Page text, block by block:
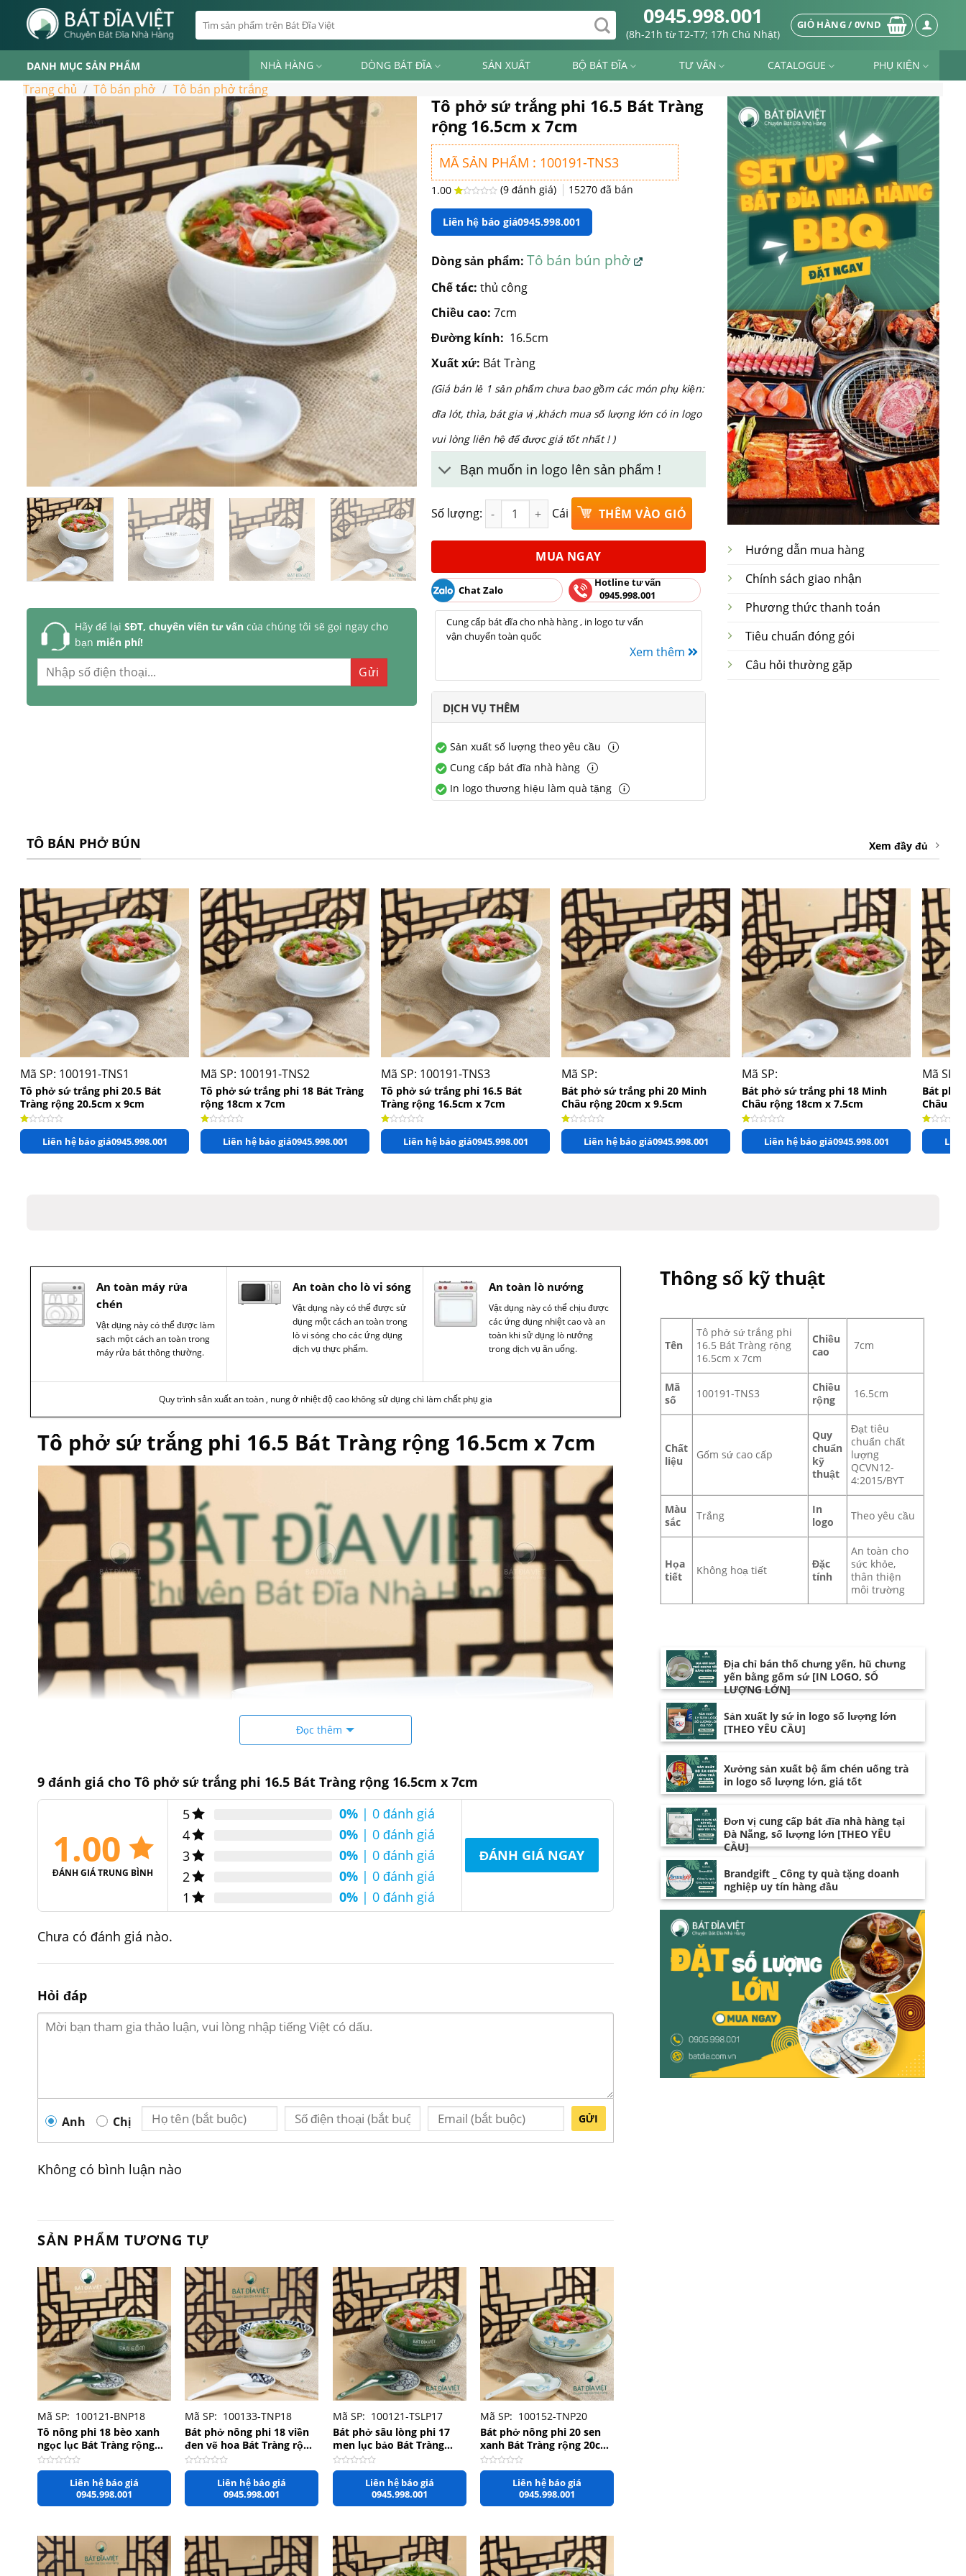
content
Tìm
kiếm:
0945.998.001
(8h-21h từ T2-T7; 17h Chủ Nhật)
GIỎ HÀNG /0VND
DANH MỤC SẢN PHẨM NHÀ HÀNG DÒNG BÁT ĐĨA SẢN XUẤT BỘ BÁT ĐĨA TƯ VẤN CATALOGUE PHỤ KIỆN
Trang chủ / Tô bán phở / Tô bán phở trắng
Hãy để lại SĐT, chuyên viên tư vấncủa chúng tôi sẽ gọi ngay cho
bạn miễn phí!
Tô phở sứ trắng phi 16.5 Bát Tràng
rộng 16.5cm x 7cm
MÃ SẢN PHẨM : 100191-TNS3
1.00
5
trên
(9 đánh giá) 15270 đã bán
Liên hệ báo giá0945.998.001
Dòng sản phẩm: Tô bán bún phở
Chế tác: thủ công
Chiều cao: 7cm
Đường kính: 16.5cm
Xuất xứ: Bát Tràng
(Giá bán lẻ 1 sản phẩm chưa bao gồm các món phụ kiện:
dĩa lót, thìa, bát gia vị ,khách mua số lượng lớn có in logo
vui lòng liên hệ để được giá tốt nhất ! )
Bạn muốn in logo lên sản phẩm !
Số lượng: Tô phở sứ trắng phi 16.5 Bát Tràng rộng 16.5cm x 7cm số lượng
Cái THÊM VÀO GIỎ
MUA NGAY
Chat Zalo
Hotline tư vấn
0945.998.001
Cung cấp bát đĩa cho nhà hàng , in logo tư vấn
vận chuyển toàn quốc
Xem thêm
DỊCH VỤ THÊM
Sản xuất số lượng theo yêu cầu
Cung cấp bát đĩa nhà hàng
In logo thương hiệu làm quà tặng
Hướng dẫn mua hàng
Chính sách giao nhận
Phương thức thanh toán
Tiêu chuẩn đóng gói
Câu hỏi thường gặp
TÔ BÁN PHỞ BÚN Xem đầy đủ
Mã SP: 100191-TNS1
Tô phở sứ trắng phi 20.5 Bát
Tràng rộng 20.5cm x 9cm
Được xếp hạng1.005 sao
Liên hệ báo giá0945.998.001
+
Mã SP: 100191-TNS2
Tô phở sứ trắng phi 18 Bát Tràng
rộng 18cm x 7cm
Được xếp hạng1.005 sao
Liên hệ báo giá0945.998.001
Mã SP: 100191-TNS3
Tô phở sứ trắng phi 16.5 Bát
Tràng rộng 16.5cm x 7cm
Được xếp hạng1.005 sao
Liên hệ báo giá0945.998.001
+
Mã SP:
Bát phở sứ trắng phi 20 Minh
Châu rộng 20cm x 9.5cm
Được xếp hạng1.005 sao
Liên hệ báo giá0945.998.001
+
Mã SP:
Bát phở sứ trắng phi 18 Minh
Châu rộng 18cm x 7.5cm
Được xếp hạng1.005 sao
Liên hệ báo giá0945.998.001
+
Mã SP:
Bát phở
Châu
Được xếp
An toàn máy rửa
chén
Vật dụng này có thể được làm
sạch một cách an toàn trong
máy rửa bát thông thường.
An toàn cho lò vi sóng
Vật dụng này có thể được sử
dụng một cách an toàn trong
lò vi sóng cho các ứng dụng
dịch vụ thực phẩm.
An toàn lò nướng
Vật dụng này có thể chịu được
các ứng dụng nhiệt cao và an
toàn khi sử dụng lò nướng
trong dịch vụ ăn uống.
Quy trình sản xuất an toàn , nung ở nhiệt độ cao không sử dụng chì làm chất phụ gia
Tô phở sứ trắng phi 16.5 Bát Tràng rộng 16.5cm x 7cm
Đặc điểm sản phẩm
Đọc thêm
9 đánh giá cho Tô phở sứ trắng phi 16.5 Bát Tràng rộng 16.5cm x 7cm
1.00
ĐÁNH GIÁ TRUNG BÌNH
5 0%| 0 đánh giá
4
0%| 0 đánh giá
3
0%| 0 đánh giá
2
0%| 0 đánh giá
1
0%| 0 đánh giá
ĐÁNH GIÁ NGAY
Chưa có đánh giá nào.
Hỏi đáp
Anh Chị GỬI
Không có bình luận nào
SẢN PHẨM TƯƠNG TỰ
+
Mã SP: 100121-BNP18
Tô nông phi 18 bèo xanh
ngọc lục Bát Tràng rộng
18cm x 5,5cm
Được
5
Liên hệ báo giá
0945.998.001
+
Mã SP: 100133-TNP18
Bát phở nông phi 18 viền
đen vẽ hoa Bát Tràng rộng
18cm x 7cm
Được
5
Liên hệ báo giá
0945.998.001
+
Mã SP: 100121-TSLP17
Bát phở sâu lòng phi 17
men lục bảo Bát Tràng
rộng 17cm x 7,5cm
Được
5
Liên hệ báo giá
0945.998.001
+
Mã SP: 100152-TNP20
Bát phở nông phi 20 sen
xanh Bát Tràng rộng 20cm
x 8cm
Được
5
Liên hệ báo giá
0945.998.001
Thông số kỹ thuật
Tên
Tô phở sứ trắng phi
16.5 Bát Tràng rộng
16.5cm x 7cm
Chiều
cao
7cm
Mã
số
100191-TNS3
Chiều
rộng
16.5cm
Chất
liệu
Gốm sứ cao cấp
Quy
chuẩn
kỹ
thuật
Đạt tiêu
chuẩn chất
lượng
QCVN12-
4:2015/BYT
Màu
sắc
Trắng
In
logo
Theo yêu cầu
Họa
tiết
Không hoạ tiết
Đặc
tính
An toàn cho
sức khỏe,
thân thiện
môi trường
Địa chỉ bán thố chưng yến, hũ chưng
yến bằng gốm sứ [IN LOGO, SỐ
LƯỢNG LỚN]
Sản xuất ly sứ in logo số lượng lớn
[THEO YÊU CẦU]
Xưởng sản xuất bộ ấm chén uống trà
in logo số lượng lớn, giá tốt
Đơn vị cung cấp bát đĩa nhà hàng tại
Đà Nẵng, số lượng lớn [THEO YÊU
CẦU]
Brandgift _ Công ty quà tặng doanh
nghiệp uy tín hàng đầu